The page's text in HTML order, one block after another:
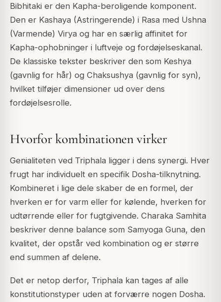
Bibhitaki er den Kapha-beroligende komponent.
Den er Kashaya (Astringerende) i Rasa med Ushna
(Varmende) Virya og har en særlig affinitet for
Kapha-ophobninger i luftveje og fordøjelseskanal.
De klassiske tekster beskriver den som Keshya
(gavnlig for hår) og Chaksushya (gavnlig for syn),
hvilket tilføjer dimensioner ud over dens
fordøjelsesrolle.
Hvorfor kombinationen virker
Genialiteten ved Triphala ligger i dens synergi. Hver
frugt har individuelt en specifik Dosha-tilknytning.
Kombineret i lige dele skaber de en formel, der
hverken er for varm eller for kølende, hverken for
udtørrende eller for fugtgivende. Charaka Samhita
beskriver denne balance som Samyoga Guna, den
kvalitet, der opstår ved kombination og er større
end summen af delene.
Det er netop derfor, Triphala kan tages af alle
konstitutionstyper uden at forværre nogen Dosha.